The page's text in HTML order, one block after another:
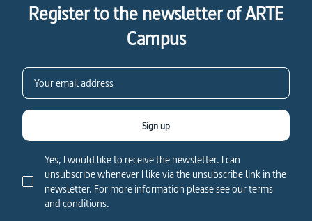
Register to the newsletter of ARTE
Campus
Yes, I would like to receive the newsletter. I can
unsubscribe whenever I like via the unsubscribe link in the
newsletter. For more information please see our terms
and conditions.
Sign up